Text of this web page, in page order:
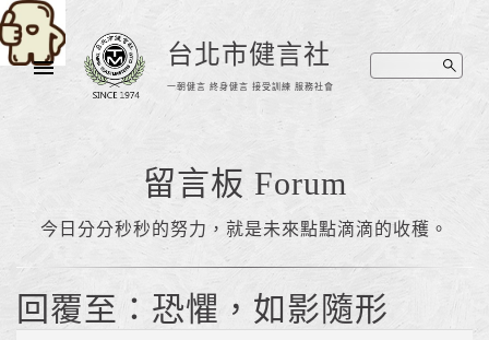
台北市健言社
一朝健言 終身健言 接受訓練 服務社會
留言板 Forum
今日分分秒秒的努力，就是未來點點滴滴的收穫。
回覆至：恐懼，如影隨形